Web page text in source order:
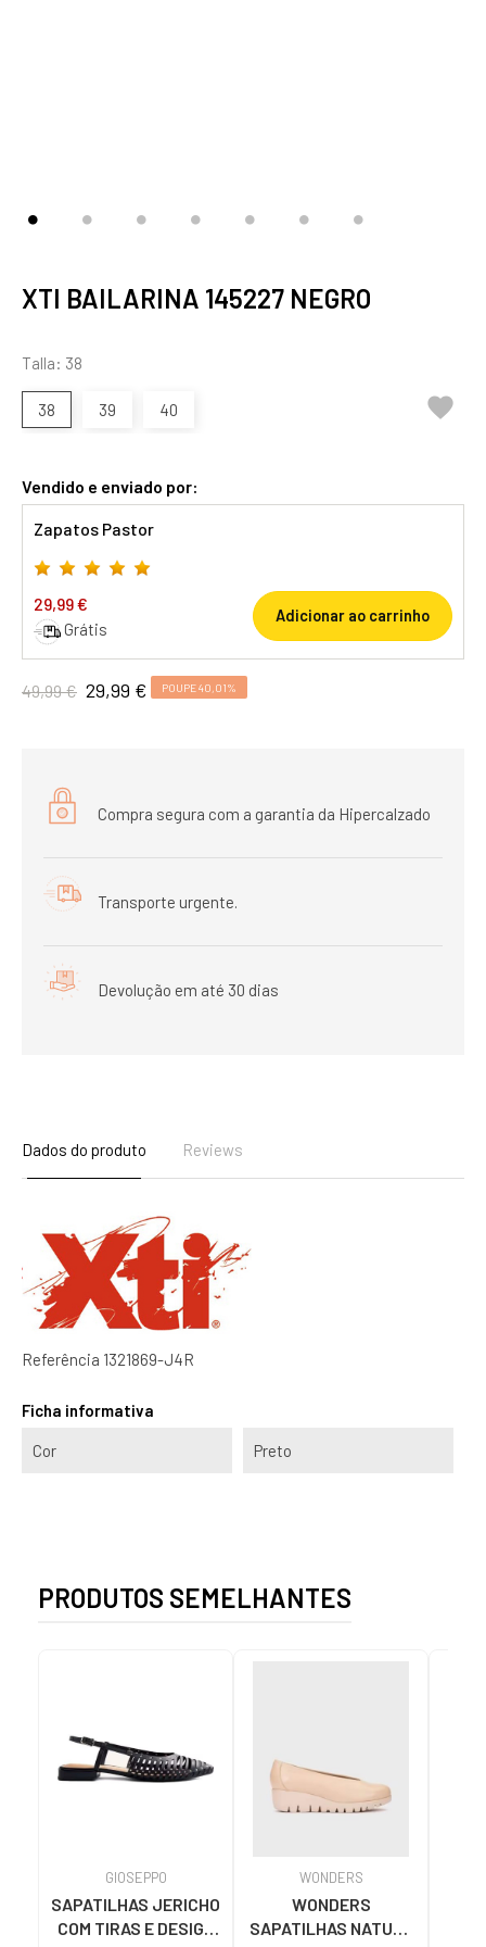
XTI BAILARINA 145227 NEGRO
Talla: 38
38 39 40 
Vendido e enviado por:
Zapatos Pastor
29,99 €
Grátis
Adicionar ao carrinho
49,99 € 29,99 € POUPE 40,01%
Compra segura com a garantia da Hipercalzado
Transporte urgente.
Devolução em até 30 dias
Dados do produto Reviews
Referência 1321869-J4R
Ficha informativa
Cor Preto
PRODUTOS SEMELHANTES
GIOSEPPO
SAPATILHAS JERICHO
COM TIRAS E DESIGN
WONDERS
WONDERS
SAPATILHAS NATURE